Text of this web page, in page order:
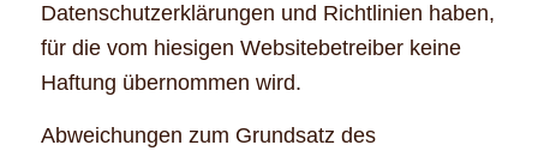
Datenschutzerklärungen und Richtlinien haben,
für die vom hiesigen Websitebetreiber keine
Haftung übernommen wird.
Abweichungen zum Grundsatz des